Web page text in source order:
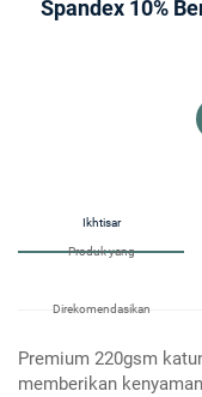
Spandex 10%
Ikhtisar
Produk yang
Direkomendasikan
Premium 220gsm
memberikan